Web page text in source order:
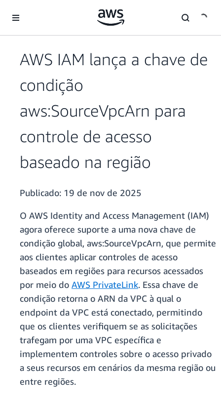
Pular para o conteúdo principal
AWS IAM lança a chave de
condição
aws:SourceVpcArn para
controle de acesso
baseado na região
Publicado: 19 de nov de 2025
O AWS Identity and Access Management (IAM)
agora oferece suporte a uma nova chave de
condição global, aws:SourceVpcArn, que permite
aos clientes aplicar controles de acesso
baseados em regiões para recursos acessados
por meio do AWS PrivateLink. Essa chave de
condição retorna o ARN da VPC à qual o
endpoint da VPC está conectado, permitindo
que os clientes verifiquem se as solicitações
trafegam por uma VPC específica e
implementem controles sobre o acesso privado
a seus recursos em cenários da mesma região ou
entre regiões.